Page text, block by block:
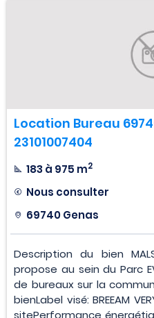
Location Bureau
23101007404
183 à 975 m2
Nous consulter
69740 Genas
Description du bien
propose au sein du Parc
de bureaux sur la
bienLabel visé: BREEAM
sitePerformance